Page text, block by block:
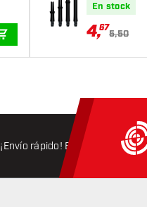
AÑADIR A LA CESTA
En stock
4,67
5,50
¡Envío rápido! Expedición en 24